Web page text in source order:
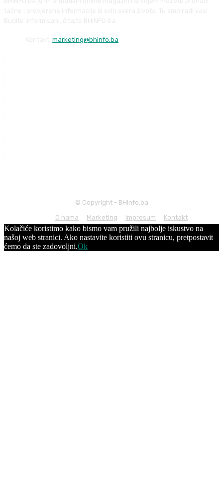
Kontakt:marketing@bhinfo.ba
© Copyright - BHInfo.ba
O nama
Marketing Impresum Kontakt
Kolačiće koristimo kako bismo vam pružili najbolje iskustvo na
našoj web stranici. Ako nastavite koristiti ovu stranicu, pretpostavit
ćemo da ste zadovoljni.Ok